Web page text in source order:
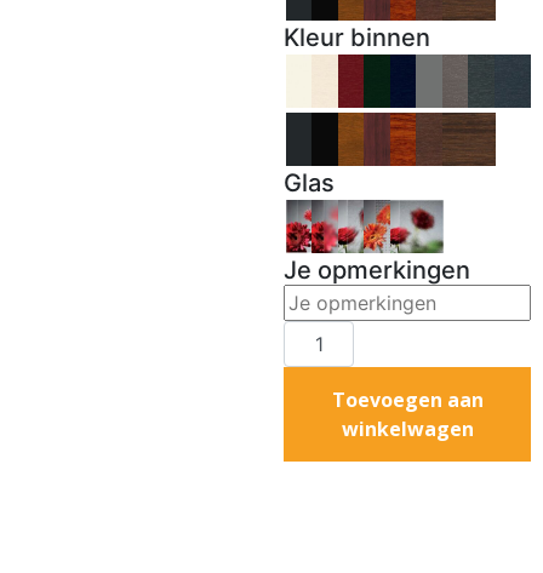
Kleur binnen
Glas
Je opmerkingen
Toevoegen aan
winkelwagen